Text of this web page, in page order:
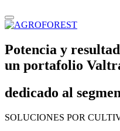
Potencia y
un portafolio
dedicado al
SOLUCIONES POR